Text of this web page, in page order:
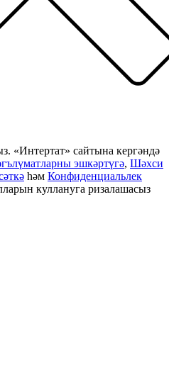
«Интертат» сайтына кергәндә
эшкәртүгә, Шәхси
һәм Конфиденциальлек
куллануга ризалашасыз